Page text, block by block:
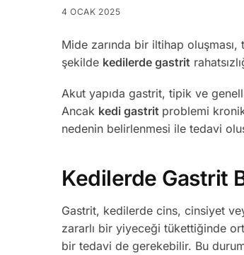
4 OCAK 2025
Mide zarında bir iltihap oluşması,
şekilde kedilerde gastrit
Akut yapıda gastrit, tipik ve
Ancak kedi gastrit problemi
nedenin belirlenmesi ile tedavi
Kedilerde Gastrit
Gastrit, kedilerde cins, cinsiyet
zararlı bir yiyeceği tükettiğinde
bir tedavi de gerekebilir. Bu